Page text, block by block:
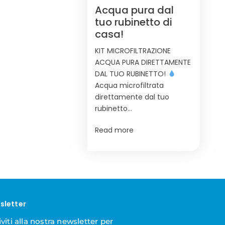
Acqua pura dal
tuo rubinetto di
casa!
KIT MICROFILTRAZIONE
ACQUA PURA DIRETTAMENTE
DAL TUO RUBINETTO!
Acqua microfiltrata
direttamente dal tuo
rubinetto…
Read more
alla nostra newsletter per